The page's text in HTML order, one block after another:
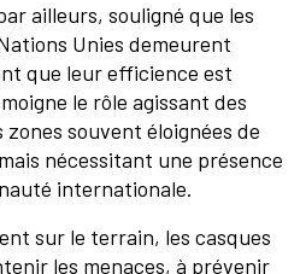
ailleurs, souligné que les
Unies demeurent
que leur efficience est
le rôle agissant des
zones souvent éloignées de
nécessitant une présence
internationale.
sur le terrain, les casques
les menaces, à prévenir